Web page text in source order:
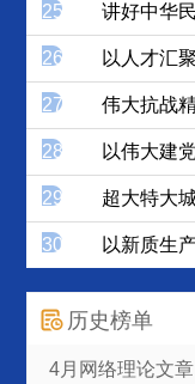
25
26
27
28
29
30
历史榜单
4月网络理论文章